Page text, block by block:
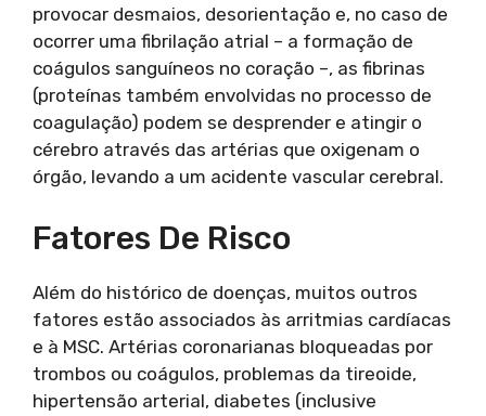
provocar desmaios, desorientação e, no caso de
ocorrer uma fibrilação atrial – a formação de
coágulos sanguíneos no coração –, as fibrinas
(proteínas também envolvidas no processo de
coagulação) podem se desprender e atingir o
cérebro através das artérias que oxigenam o
órgão, levando a um acidente vascular cerebral.
Fatores De Risco
Além do histórico de doenças, muitos outros
fatores estão associados às arritmias cardíacas
e à MSC. Artérias coronarianas bloqueadas por
trombos ou coágulos, problemas da tireoide,
hipertensão arterial, diabetes (inclusive